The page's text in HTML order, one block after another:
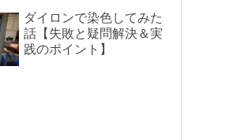
ダイロンで染色してみた
話【失敗と疑問解決＆実
践のポイント】